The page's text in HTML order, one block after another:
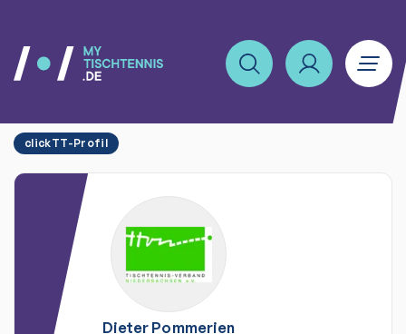
clickTT-Profil
Dieter Pommerien